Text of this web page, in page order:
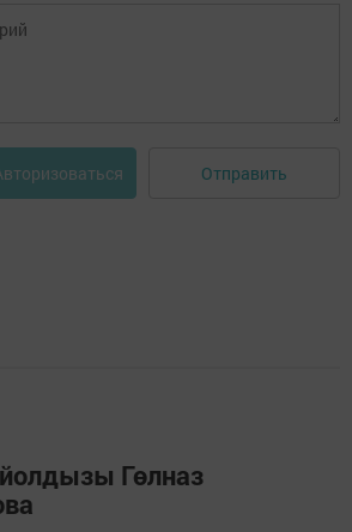
Отправить
Гөлназ